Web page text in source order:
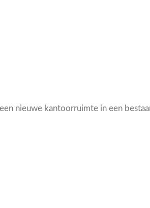
nieuwe kantoorruimte in een